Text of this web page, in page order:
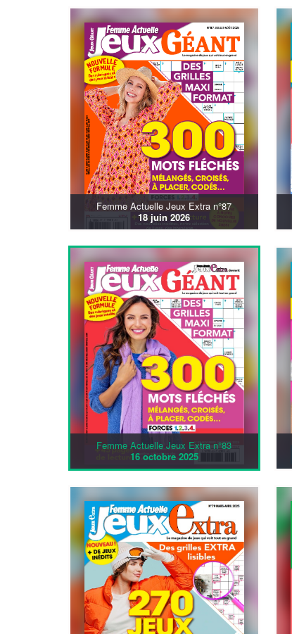
Femme Actuelle Jeux Extra n°87
18 juin 2026
Femme Actuelle Jeux Extra n°83
16 octobre 2025